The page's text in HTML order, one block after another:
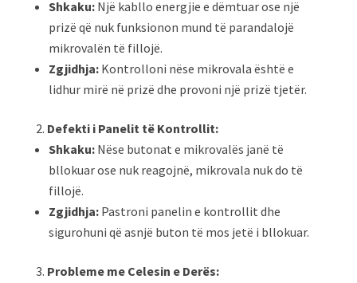
Shkaku:Një kabllo energjie e dëmtuar ose një
prizë që nuk funksionon mund të parandalojë
mikrovalën të fillojë.
Zgjidhja:Kontrolloni nëse mikrovala është e
lidhur mirë në prizë dhe provoni një prizë tjetër.
Defekti i Panelit të Kontrollit:
Shkaku:Nëse butonat e mikrovalës janë të
bllokuar ose nuk reagojnë, mikrovala nuk do të
fillojë.
Zgjidhja:Pastroni panelin e kontrollit dhe
sigurohuni që asnjë buton të mos jetë i bllokuar.
Probleme me Celesin e Derës: